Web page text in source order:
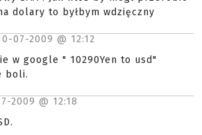
dolary to byłbym wdzięczny
07-2009 @ 12:12
w google " 10290Yen to usd"
boli.
2009 @ 12:18